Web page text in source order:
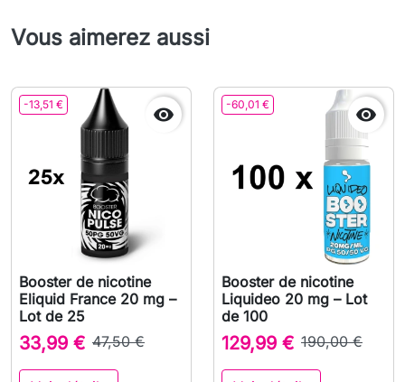
Vous aimerez aussi
-13,51 € 
Booster de nicotine
Eliquid France 20 mg –
Lot de 25
33,99 € 47,50 €
-60,01 € 
Booster de nicotine
Liquideo 20 mg – Lot
de 100
129,99 € 190,00 €